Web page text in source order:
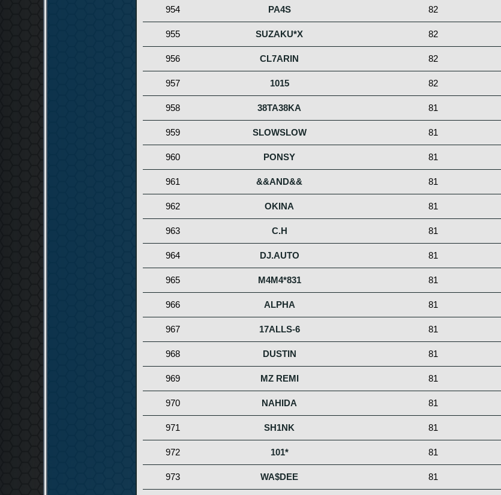
954 PA4S 82
955 SUZAKU*X 82
956 CL7ARIN 82
957 1015 82
958 38TA38KA 81
959 SLOWSLOW 81
960 PONSY 81
961 &&AND&& 81
962 OKINA 81
963 C.H 81
964 DJ.AUTO 81
965 M4M4*831 81
966 ALPHA 81
967 17ALLS-6 81
968 DUSTIN 81
969 MZ REMI 81
970 NAHIDA 81
971 SH1NK 81
972 101* 81
973 WA$DEE 81